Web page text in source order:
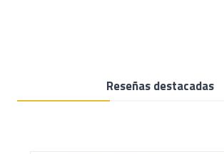
Reseñas destacadas